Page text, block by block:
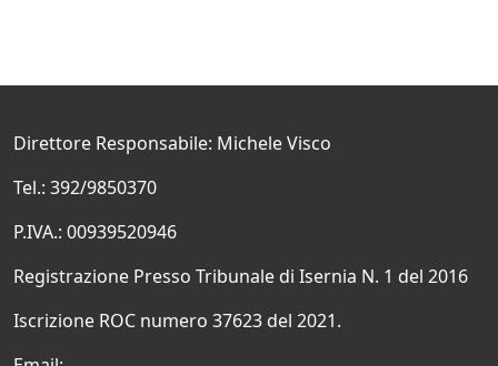
Direttore Responsabile: Michele Visco
Tel.: 392/9850370
P.IVA.: 00939520946
Registrazione Presso Tribunale di Isernia N. 1 del 2016
Iscrizione ROC numero 37623 del 2021.